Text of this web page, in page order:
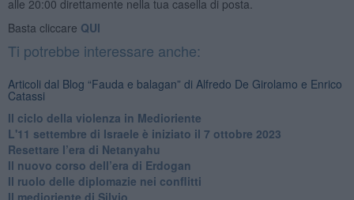
alle 20:00 direttamente nella tua casella di posta.
Basta cliccare QUI
Ti potrebbe interessare anche:
Articoli dal Blog “Fauda e balagan” di Alfredo De Girolamo e Enrico
Catassi
Il ciclo della violenza in Medioriente
L'11 settembre di Israele è iniziato il 7 ottobre 2023
Resettare l’era di Netanyahu
​Il nuovo corso dell’era di Erdogan
Il ruolo delle diplomazie nei conflitti
Il medioriente di Silvio